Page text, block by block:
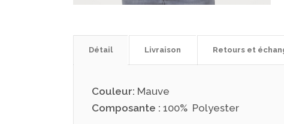
Détail Livraison Retours et
Couleur: Mauve
Composante : 100% Polyester